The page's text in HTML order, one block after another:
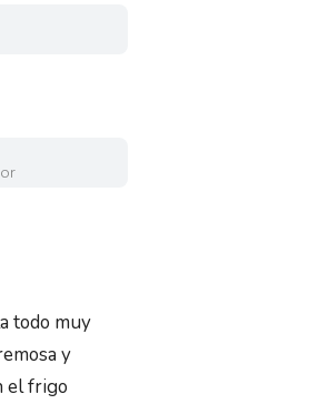
todo muy
y
el frigo